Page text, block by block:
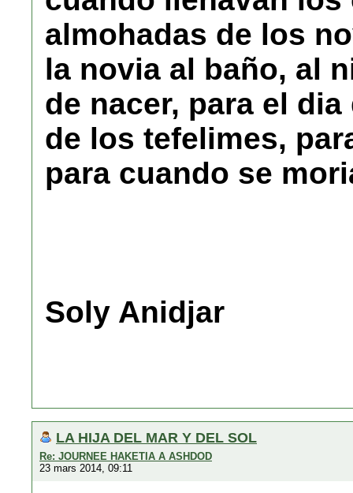
almohadas de los
la novia al baño, al
de nacer, para el
de los tefelimes,
para cuando se
Soly Anidjar
LA HIJA DEL MAR Y DEL SOL
Re: JOURNEE HAKETIA A ASHDOD
23 mars 2014, 09:11